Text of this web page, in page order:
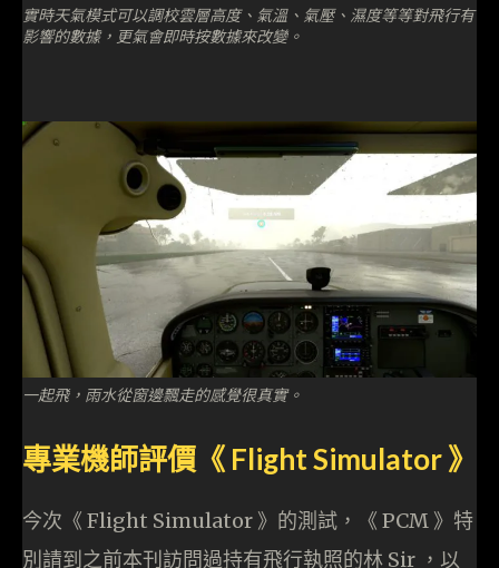
實時天氣模式可以調校雲層高度、氣溫、氣壓、濕度等等對飛行有
影響的數據，更氣會即時按數據來改變。
一起飛，雨水從窗邊飄走的感覺很真實。
專業機師評價《 Flight Simulator 》
今次《 Flight Simulator 》的測試，《 PCM 》特
別請到之前本刊訪問過持有飛行執照的林 Sir ，以